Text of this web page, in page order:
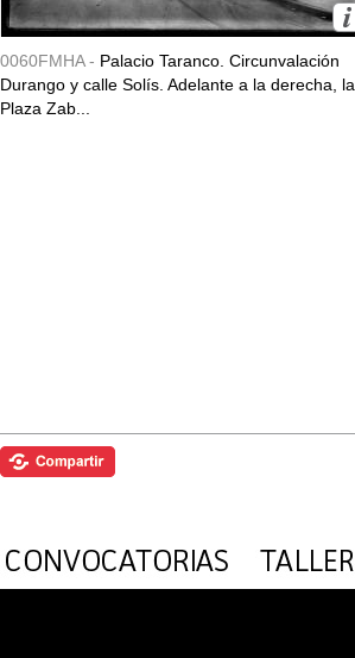
0060FMHA - Palacio Taranco. Circunvalación
Durango y calle Solís. Adelante a la derecha, la
Plaza Zab...